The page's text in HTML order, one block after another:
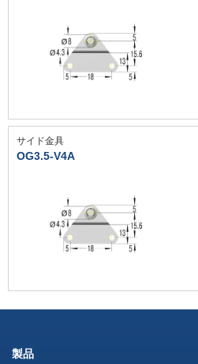
サイド金具
OG3.5-V4A
製品